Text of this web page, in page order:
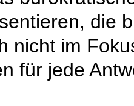
die
nicht im
für jede